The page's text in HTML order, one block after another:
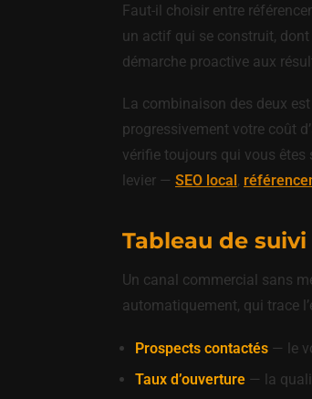
Faut-il choisir entre
un actif qui se construit,
démarche proactive aux
La combinaison des deux
progressivement votre coût
vérifie toujours qui vous êtes
levier — SEO local ,
Tableau de
Un canal commercial sans
automatiquement, qui trace
Prospects contactés — le
Taux d’ouverture — la